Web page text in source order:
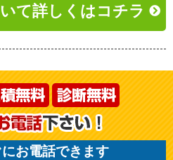
て詳しくはコチラ
お電話できます